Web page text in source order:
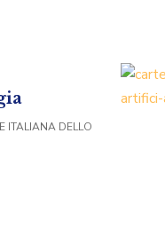
ITALIANA DELLO